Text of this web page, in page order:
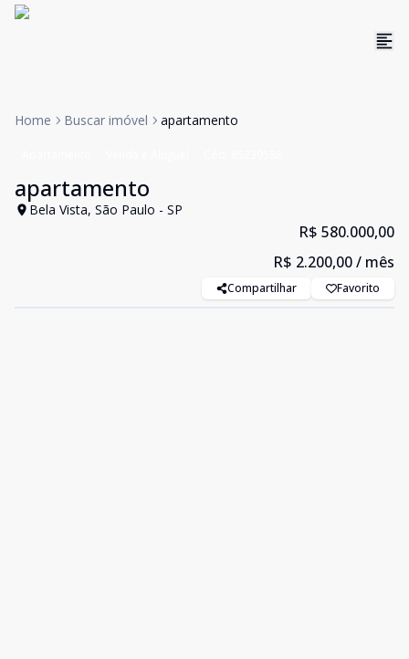
Home Buscar imóvel apartamento
apartamento
Bela Vista, São Paulo - SP
R$ 580.000,00
R$ 2.200,00/ mês
Compartilhar Favorito